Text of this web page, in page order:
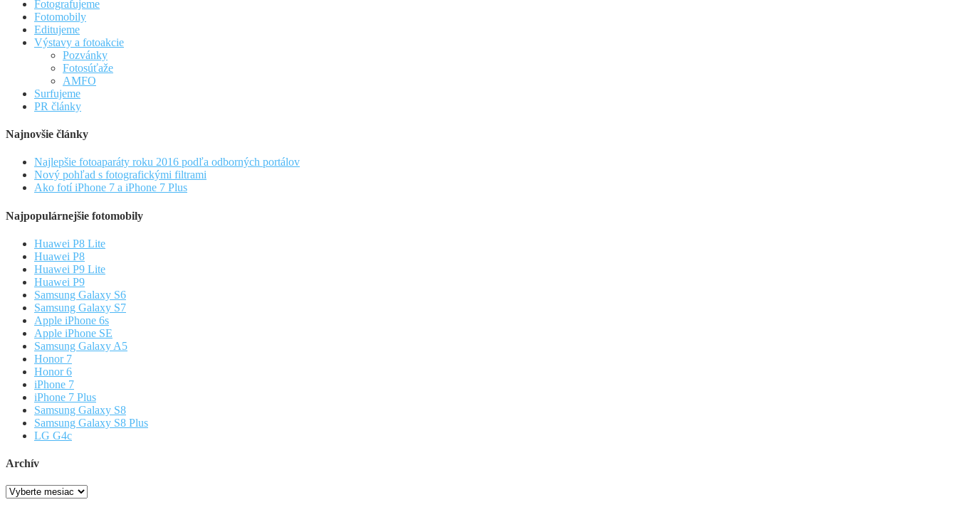
Fotografujeme
Fotomobily
Editujeme
Výstavy a fotoakcie
Pozvánky
Fotosúťaže
AMFO
Surfujeme
PR články
Najnovšie články
Najlepšie fotoaparáty roku 2016 podľa odborných portálov
Nový pohľad s fotografickými filtrami
Ako fotí iPhone 7 a iPhone 7 Plus
Najpopulárnejšie fotomobily
Huawei P8 Lite
Huawei P8
Huawei P9 Lite
Huawei P9
Samsung Galaxy S6
Samsung Galaxy S7
Apple iPhone 6s
Apple iPhone SE
Samsung Galaxy A5
Honor 7
Honor 6
iPhone 7
iPhone 7 Plus
Samsung Galaxy S8
Samsung Galaxy S8 Plus
LG G4c
Archív
Archív